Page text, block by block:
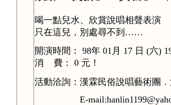
喝一點兒水、欣賞說唱相聲表演
只在這兒，別處尋不到……
開演時間： 98年 01月 17 日 (六)
消 費： 0 元！
活動洽詢：漢霖民俗說唱藝術團
E-